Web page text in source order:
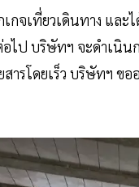
กจเที่ยวเดินทาง และ
ไป บริษัทฯ จะดำเนิน
ารโดยเร็ว บริษัทฯ ข